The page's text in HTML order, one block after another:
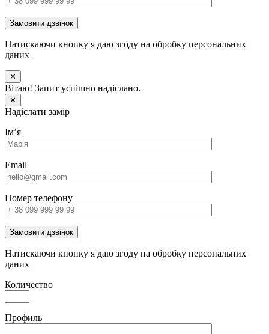
Замовити дзвінок
Натискаючи кнопку я даю згоду на обробку персональних
даних
✕
Вітаю! Запит успішно надіслано.
✕
Надіслати замір
Імʼя
Email
Номер телефону
Замовити дзвінок
Натискаючи кнопку я даю згоду на обробку персональних
даних
Количество
Профиль